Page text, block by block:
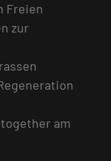
Freien
zur
am